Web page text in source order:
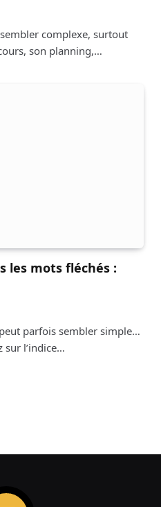
complexe, surtout
son planning,…
les mots fléchés :
parfois sembler simple…
sur l’indice…